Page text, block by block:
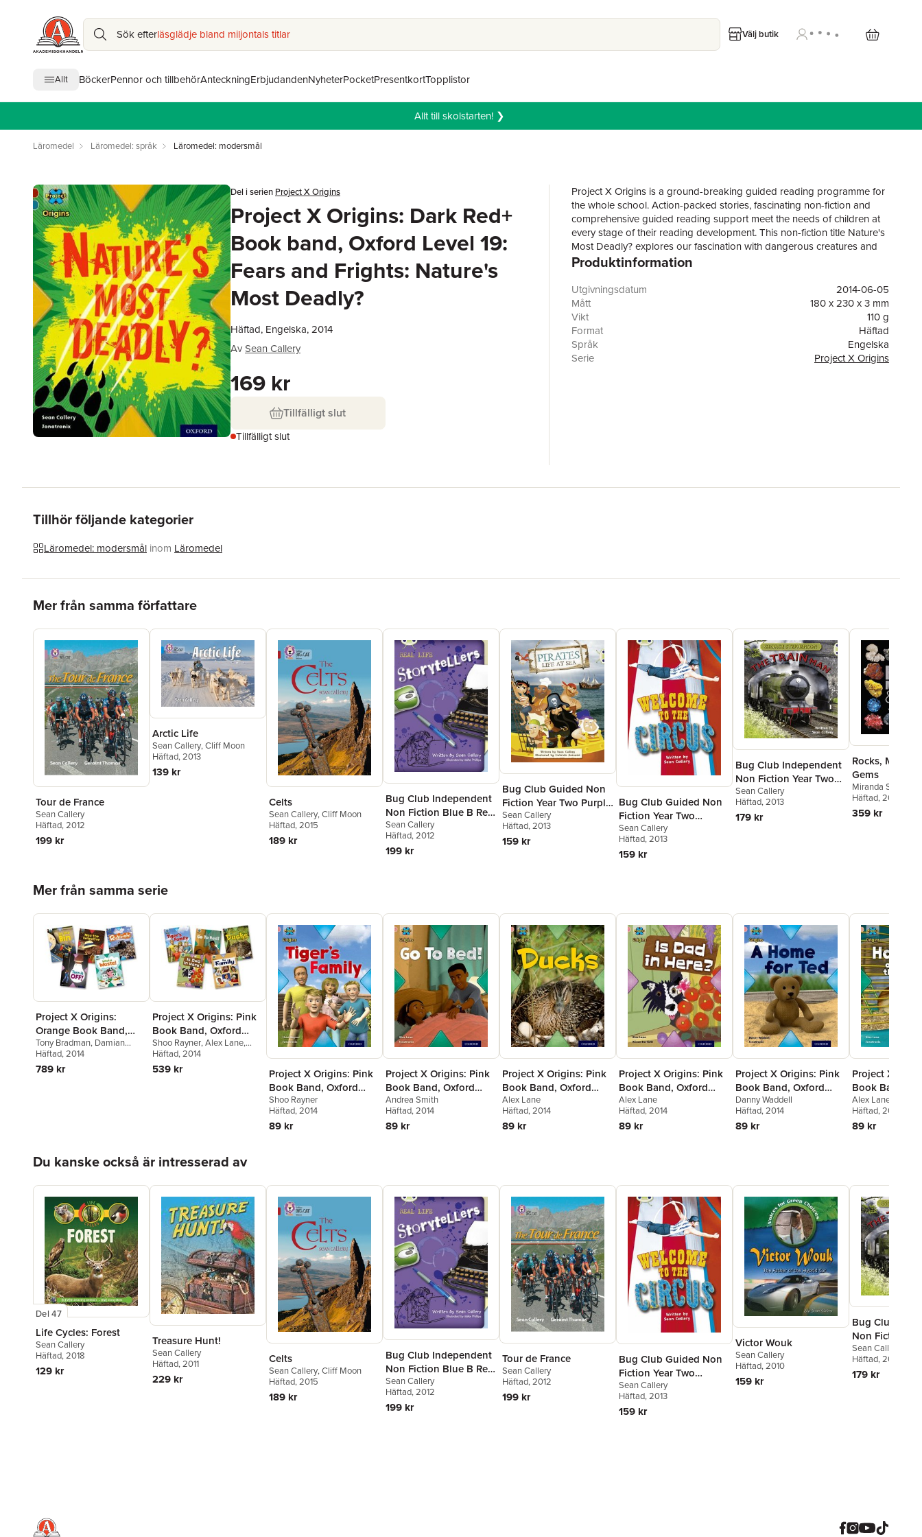
Sök efterläsglädje bland miljontals titlar Välj butik
Allt BöckerPennor och tillbehörAnteckningErbjudandenNyheterPocketPresentkortTopplistor
Allt till skolstarten! ❯
Läromedel Läromedel: språk Läromedel: modersmål
Del i serien Project X Origins
Project X Origins: Dark Red+
Book band, Oxford Level 19:
Fears and Frights: Nature's
Most Deadly?
Häftad, Engelska, 2014
AvSean Callery
169 kr
Tillfälligt slut
Tillfälligt slut
Project X Origins is a ground-breaking guided reading programme for
the whole school. Action-packed stories, fascinating non-fiction and
comprehensive guided reading support meet the needs of children at
every stage of their reading development. This non-fiction title Nature's
Most Deadly? explores our fascination with dangerous creatures and
the risks and humans pose to each other.
Produktinformation
Utgivningsdatum
2014-06-05
Mått
180 x 230 x 3 mm
Vikt
110 g
Format
Häftad
Språk
Engelska
Serie
Project X Origins
Tillhör följande kategorier
Läromedel: modersmål inom Läromedel
Mer från samma författare
Tour de France
Sean Callery
Häftad, 2012
199 kr
Arctic Life
Sean Callery,Cliff Moon
Häftad, 2013
139 kr
Celts
Sean Callery,Cliff Moon
Häftad, 2015
189 kr
Bug Club Independent
Non Fiction Blue B Real
Life:Storytellers
Sean Callery
Häftad, 2012
199 kr
Bug Club Guided Non
Fiction Year Two Purple
B Pirates: Life at Sea
Sean Callery
Häftad, 2013
159 kr
Bug Club Guided Non
Fiction Year Two
Turquoise Welcome to
the Circus
Sean Callery
Häftad, 2013
159 kr
Bug Club Independent
Non Fiction Year Two
Gold B George
Stephenson: The Train
Man
Sean Callery
Häftad, 2013
179 kr
Rocks,
Gems
Miranda Smith
Häftad, 2016
359 kr
Mer från samma serie
Project X Origins:
Orange Book Band,
Oxford Level 6: What a
Waste: Mixed Pack of 5
Tony Bradman, Damian
Harvey,Claire Llewellyn
Jeanne Willis
Jo Tregenza
Häftad, 2014
789 kr
Project X Origins: Pink
Book Band, Oxford
Level 1+: My Family:
Mixed Pack of 5
Shoo Rayner,Alex Lane,
Emma Lynch
Andrea Smith
Häftad, 2014
539 kr
Project X Origins: Pink
Book Band, Oxford
Level 1+: My Family:
Tiger's Family
Shoo Rayner
Häftad, 2014
89 kr
Project X Origins: Pink
Book Band, Oxford
Level 1+: My Family: Go
To Bed!
Andrea Smith
Häftad, 2014
89 kr
Project X Origins: Pink
Book Band, Oxford
Level 1+: My Family:
Ducks
Alex Lane
Häftad, 2014
89 kr
Project X Origins: Pink
Book Band, Oxford
Level 1+: My Family: Is
Dad in Here?
Alex Lane
Häftad, 2014
89 kr
Project X Origins: Pink
Book Band, Oxford
Level 1+: My Home: A
Home for Ted
Danny Waddell
Häftad, 2014
89 kr
Project X
Book Band,
Level 1+: My
Hamster on
Alex Lane
Häftad, 2014
89 kr
Du kanske också är intresserad av
Del 47
Life Cycles: Forest
Sean Callery
Häftad, 2018
129 kr
Treasure Hunt!
Sean Callery
Häftad, 2011
229 kr
Celts
Sean Callery,Cliff Moon
Häftad, 2015
189 kr
Bug Club Independent
Non Fiction Blue B Real
Life:Storytellers
Sean Callery
Häftad, 2012
199 kr
Tour de France
Sean Callery
Häftad, 2012
199 kr
Bug Club Guided Non
Fiction Year Two
Turquoise Welcome to
the Circus
Sean Callery
Häftad, 2013
159 kr
Victor Wouk
Sean Callery
Häftad, 2010
159 kr
Bug Club
Non Fiction
Gold B George
Stephenson:
Man
Sean Callery
Häftad, 2013
179 kr